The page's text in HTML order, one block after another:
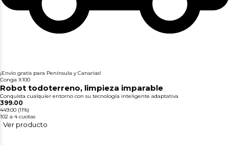
¡Envío gratis para Península y Canarias!
Conga X100
Robot todoterreno, limpieza imparable
Conquista cualquier entorno con su tecnología inteligente adaptativa
399.00
449.00 (11%)
102 a 4 cuotas
Ver producto